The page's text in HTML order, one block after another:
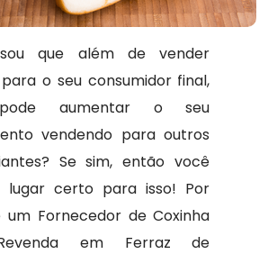
que além de vender
o seu consumidor final,
aumentar o seu
vendendo para outros
Se sim, então você
lugar certo para isso! Por
um Fornecedor de Coxinha
em Ferraz de